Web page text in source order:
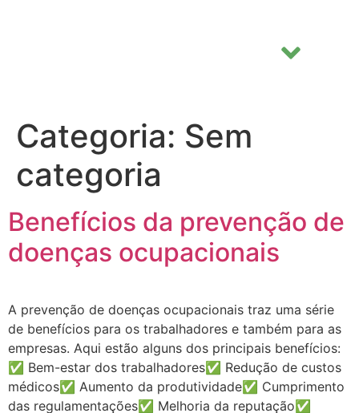
Categoria: Sem
categoria
Benefícios da prevenção de
doenças ocupacionais
A prevenção de doenças ocupacionais traz uma série
de benefícios para os trabalhadores e também para as
empresas. Aqui estão alguns dos principais benefícios:
✅ Bem-estar dos trabalhadores✅ Redução de custos
médicos✅ Aumento da produtividade✅ Cumprimento
das regulamentações✅ Melhoria da reputação✅